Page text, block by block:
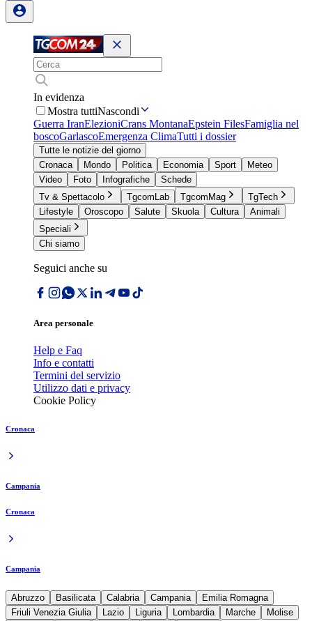
In evidenza
Mostra tuttiNascondi
Guerra IranElezioniCrans MontanaEpstein FilesFamiglia nel
boscoGarlascoEmergenza ClimaTutti i dossier
Tutte le notizie del giorno
Cronaca
Mondo Politica Economia Sport
Meteo
Video
Foto Infografiche
Schede
Tv & Spettacolo
TgcomLab TgcomMag
TgTech
Lifestyle
Oroscopo Salute Skuola Cultura
Animali
Speciali
Chi siamo
Seguici anche su
Area personale
Help e Faq
Info e contatti
Termini del servizio
Utilizzo dati e privacy
Cookie Policy
Cronaca
Campania
Cronaca
Campania
Abruzzo Basilicata Calabria Campania
Emilia Romagna
Friuli Venezia Giulia
Lazio Liguria Lombardia Marche
Molise